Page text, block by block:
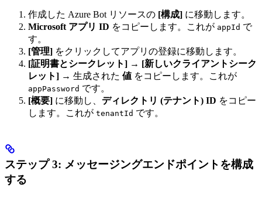
作成した Azure Bot リソースの [構成] に移動します。
Microsoft アプリ ID をコピーします。これが appId で
す。
[管理] をクリックしてアプリの登録に移動します。
[証明書とシークレット] → [新しいクライアントシーク
レット] → 生成された 値 をコピーします。これが
appPassword です。
[概要] に移動し、 ディレクトリ (テナント) ID をコピー
します。これが tenantId です。
ステップ 3: メッセージングエンドポイントを構成
する